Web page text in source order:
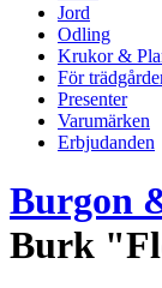
Jord
Odling
Krukor &
För
Presenter
Varumärken
Erbjudanden
Burgon
Burk